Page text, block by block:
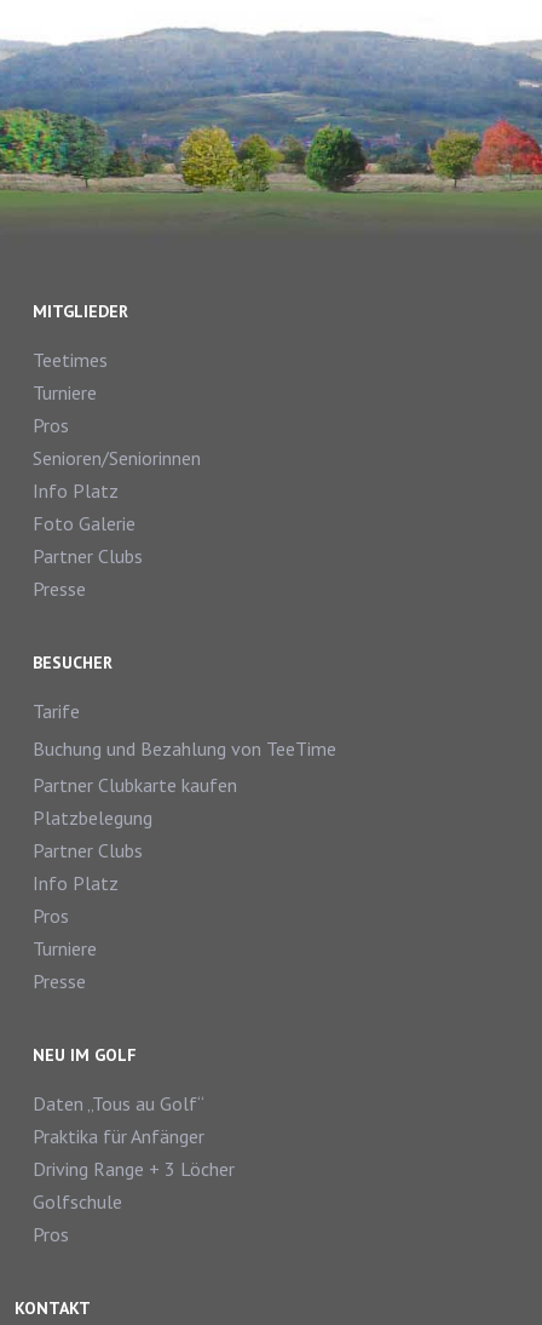
MITGLIEDER
Teetimes
Turniere
Pros
Senioren/Seniorinnen
Info Platz
Foto Galerie
Partner Clubs
Presse
BESUCHER
Tarife
Buchung und Bezahlung von TeeTime
Partner Clubkarte kaufen
Platzbelegung
Partner Clubs
Info Platz
Pros
Turniere
Presse
NEU IM GOLF
Daten „Tous au Golf“
Praktika für Anfänger
Driving Range + 3 Löcher
Golfschule
Pros
KONTAKT